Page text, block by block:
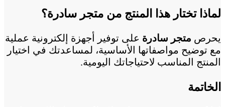
لماذا تختار هذا المنتج من متجر سادرة؟
يحرص متجر سادرة على توفير أجهزة إلكترونية عملية
مع توضيح مواصفاتها الأساسية، لمساعدتك في اختيار
المنتج المناسب لاحتياجاتك اليومية.
الخاتمة